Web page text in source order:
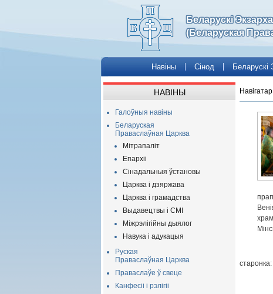
Беларускі
(Беларуская
Навіны Сінод Беларускі
НАВІНЫ
Галоўныя навіны
Беларуская
Праваслаўная Царква
Мітрапаліт
Епархіі
Сінадальныя ўстановы
Царква і дзяржава
Царква і грамадства
Выдавецтвы і СМІ
Міжрэлігійны дыялог
Навука і адукацыя
Руская
Праваслаўная Царква
Праваслаўе ў свеце
Канфесіі і рэлігіі
старонка: